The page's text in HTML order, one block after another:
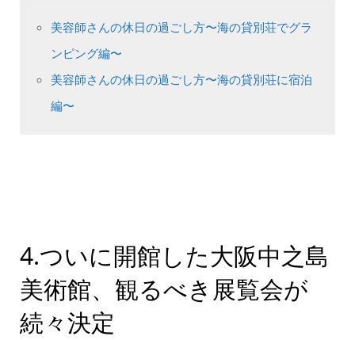
美容師さんの休日の過ごし方〜海の貸別荘でグラ
ンピング編〜
美容師さんの休日の過ごし方〜海の貸別荘に宿泊
編〜
4.ついに開館した大阪中之島
美術館、観るべき展覧会が
続々決定